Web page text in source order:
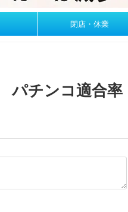
閉店・休業
パチンコ適合率